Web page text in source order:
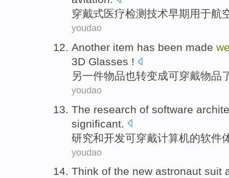
穿戴式医疗检测 技术早期用于航
youdao
Another item has been made
3D Glasses !
另一件物品也转变成可穿戴物品
youdao
The research of software
significant
研究和开发可穿戴计算机的软件
youdao
Think of the new astronaut suit